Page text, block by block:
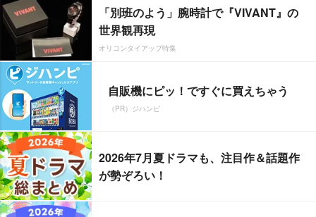
「別班のよう」腕時計で『VIVANT』の
世界観再現
オリコンタイアップ特集
自販機にピッ！ですぐに買えちゃう
（PR）ジハンピ
2026年7月夏ドラマも、注目作＆話題作
が勢ぞろい！